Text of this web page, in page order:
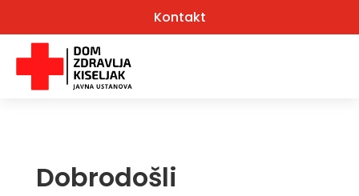
Kontakt
Dobrodošli